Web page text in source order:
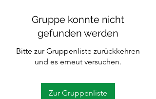
Gruppe konnte nicht
gefunden werden
Bitte zur Gruppenliste zurückkehren
und es erneut versuchen.
Zur Gruppenliste